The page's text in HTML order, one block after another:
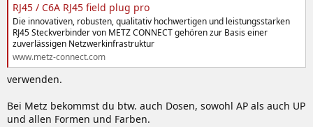
RJ45 / C6A RJ45 field plug pro
Die innovativen, robusten, qualitativ hochwertigen und leistungsstarken
RJ45 Steckverbinder von METZ CONNECT gehören zur Basis einer
zuverlässigen Netzwerkinfrastruktur
www.metz-connect.com
verwenden.
Bei Metz bekommst du btw. auch Dosen, sowohl AP als auch UP
und allen Formen und Farben.